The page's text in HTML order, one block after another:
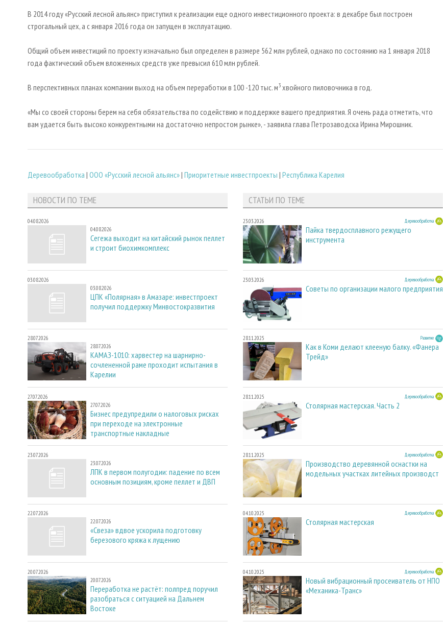
В 2014 году «Русский лесной альянс» приступил к реализации еще одного инвестиционного проекта: в декабре был построен
строгальный цех, а с января 2016 года он запущен в эксплуатацию.
Общий объем инвестиций по проекту изначально был определен в размере 562 млн рублей, однако по состоянию на 1 января 2018
года фактический объем вложенных средств уже превысил 610 млн рублей.
В перспективных планах компании выход на объем переработки в 100 -120 тыс. м3 хвойного пиловочника в год.
«Мы со своей стороны берем на себя обязательства по содействию и поддержке вашего предприятия. Я очень рада отметить, что
вам удается быть высоко конкурентными на достаточно непростом рынке», - заявила глава Петрозаводска Ирина Мирошник.
Деревообработка | ООО «Русский лесной альянс»| Приоритетные инвестпроекты | Республика Карелия
НОВОСТИ ПО ТЕМЕ
04.08.2026
04.08.2026
Сегежа выходит на китайский рынок пеллет
и строит биохимкомплекс
03.08.2026
03.08.2026
ЦПК «Полярная» в Амазаре: инвестпроект
получил поддержку Минвостокразвития
28.07.2026
28.07.2026
КАМАЗ-1010: харвестер на шарнирно-
сочлененной раме проходит испытания в
Карелии
27.07.2026
27.07.2026
Бизнес предупредили о налоговых рисках
при переходе на электронные
транспортные накладные
23.07.2026
23.07.2026
ЛПК в первом полугодии: падение по всем
основным позициям, кроме пеллет и ДВП
22.07.2026
22.07.2026
«Свеза» вдвое ускорила подготовку
березового кряжа к лущению
20.07.2026
20.07.2026
Переработка не растёт: полпред поручил
разобраться с ситуацией на Дальнем
Востоке
СТАТЬИ ПО ТЕМЕ
23.03.2026 Деревообработка
Пайка твердосплавного режущего
инструмента
23.03.2026 Деревообработка
Советы по организации малого предприятия
28.11.2025 Развитие
Как в Коми делают клееную балку. «Фанера
Трейд»
28.11.2025 Деревообработка
Столярная мастерская. Часть 2
28.11.2025 Деревообработка
Производство деревянной оснастки на
модельных участках литейных производст
04.10.2025 Деревообработка
Столярная мастерская
04.10.2025 Деревообработка
Новый вибрационный просеиватель от НПО
«Механика-Транс»